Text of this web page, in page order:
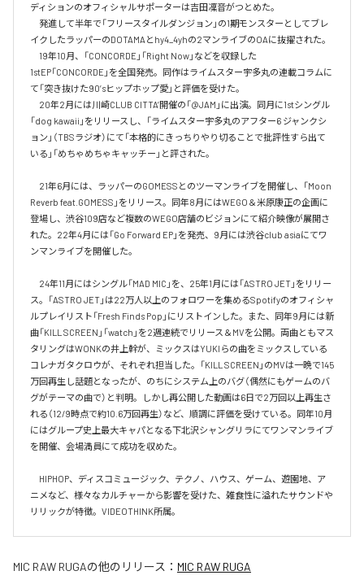
ディションのオフィシャルサポーターは吉田凜音がつとめた。
発進して半年で「フリースタイルダンジョン」の1期モンスターとしてブレ
イクしたラッパーのDOTAMAとhy4_4yhの2マンライブのOAに抜擢された。
19年10月、「CONCORDE」「Right Now」などを収録した
1stEP「CONCORDE」を全国発売。同作はライムスター宇多丸の連載コラムに
て「突き抜けた90’sヒップホップ愛」と評価を受けた。
20年2月には川崎CLUB CITTA’開催の「@JAM」に出演。同月に1stシングル
「dog kawaii」をリリースし、「ライムスター宇多丸のアフター6 ジャンクシ
ョン」（TBSラジオ）にて「本格的にきっちりやり切ることで批評性すら出て
いる」「めちゃめちゃキャッチー」と評された。
21年6月には、ラッパーのGOMESSとのツーマンライブを開催し、「Moon
Reverb feat.GOMESS」をリリース。同年8月にはWEGO＆米原康正の企画に
登場し、渋谷109店など複数のWEGO店舗のビジョンにて紹介映像が展開さ
れた。22年4月には「Go Forward EP」を発売、9月には渋谷club asiaにてワ
ンマンライブを開催した。
24年11月にはシングル「MAD MIC」を、25年1月には「ASTRO JET」をリリー
ス。「ASTRO JET」は22万人以上のフォロワーを集めるSpotifyのオフィシャ
ルプレイリスト「Fresh Finds Pop」にリストインした。また、同年9月には新
曲「KILL SCREEN」「watch」を2週連続でリリース＆MVを公開。両曲ともマス
タリングはWONKの井上幹が、ミックスはYUKIらの曲をミックスしている
コレナガタクロウが、それぞれ担当した。「KILL SCREEN」のMVは一晩で145
万回再生し話題となったが、のちにシステム上のバグ（偶然にもゲームのバ
グがテーマの曲で）と判明。しかし再公開した動画は6日で2万回以上再生さ
れる（12/9時点で約10.6万回再生）など、順調に評価を受けている。同年10月
にはグループ史上最大キャパとなる下北沢シャングリラにてワンマンライブ
を開催、会場満員にて成功を収めた。
HIPHOP、ディスコミュージック、テクノ、ハウス、ゲーム、遊園地、ア
ニメなど、様々なカルチャーから影響を受けた、雑食性に溢れたサウンドや
リリックが特徴。VIDEOTHINK所属。
MIC RAW RUGAの他のリリース： MIC RAW RUGA